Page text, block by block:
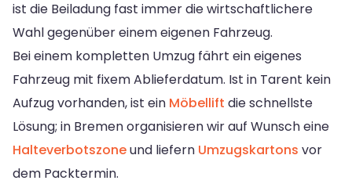
ist die Beiladung fast immer die wirtschaftlichere
Wahl gegenüber einem eigenen Fahrzeug.
Bei einem kompletten Umzug fährt ein eigenes
Fahrzeug mit fixem Ablieferdatum. Ist in Tarent kein
Aufzug vorhanden, ist ein Möbellift die schnellste
Lösung; in Bremen organisieren wir auf Wunsch eine
Halteverbotszoneund liefern Umzugskartons vor
dem Packtermin.